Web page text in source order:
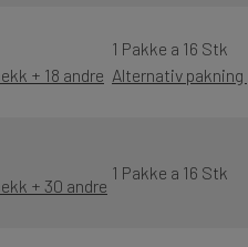
+ 18 andre
1 Pakke a 16 Stk
Alternativ pakning
+ 30 andre
1 Pakke a 16 Stk